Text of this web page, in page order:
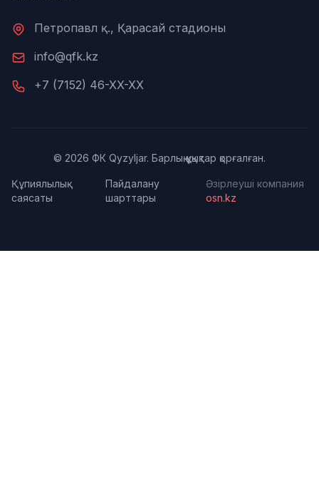
Петропавл қ., Қарасай стадионы
info@qfk.kz
+7 (7152) 46-XX-XX
© 2026 ФК Qyzyljar. Барлық құқықтар қорғалған.
Құпиялылық
саясаты
Пайдалану
шарттары
Әзірлеуші компания
osn.kz